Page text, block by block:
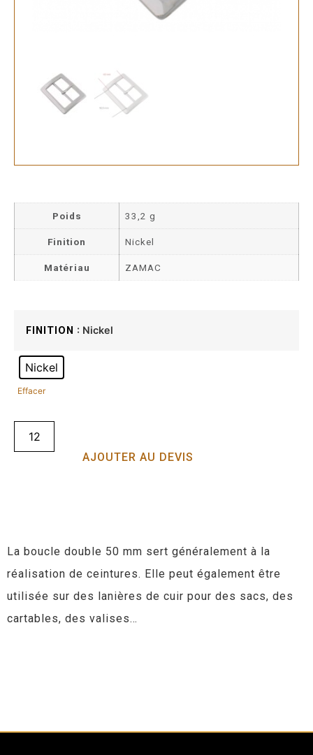
Poids 33,2 g
Finition Nickel
Matériau ZAMAC
FINITION : Nickel
Nickel
Effacer
AJOUTER AU DEVIS
La boucle double 50 mm sert généralement à la
réalisation de ceintures. Elle peut également être
utilisée sur des lanières de cuir pour des sacs, des
cartables, des valises…